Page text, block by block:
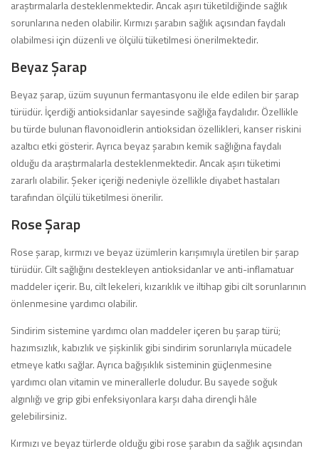
araştırmalarla desteklenmektedir. Ancak aşırı tüketildiğinde sağlık
sorunlarına neden olabilir. Kırmızı şarabın sağlık açısından faydalı
olabilmesi için düzenli ve ölçülü tüketilmesi önerilmektedir.
Beyaz Şarap
Beyaz şarap, üzüm suyunun fermantasyonu ile elde edilen bir şarap
türüdür. İçerdiği antioksidanlar sayesinde sağlığa faydalıdır. Özellikle
bu türde bulunan flavonoidlerin antioksidan özellikleri, kanser riskini
azaltıcı etki gösterir. Ayrıca beyaz şarabın kemik sağlığına faydalı
olduğu da araştırmalarla desteklenmektedir. Ancak aşırı tüketimi
zararlı olabilir. Şeker içeriği nedeniyle özellikle diyabet hastaları
tarafından ölçülü tüketilmesi önerilir.
Rose Şarap
Rose şarap, kırmızı ve beyaz üzümlerin karışımıyla üretilen bir şarap
türüdür. Cilt sağlığını destekleyen antioksidanlar ve anti-inflamatuar
maddeler içerir. Bu, cilt lekeleri, kızarıklık ve iltihap gibi cilt sorunlarının
önlenmesine yardımcı olabilir.
Sindirim sistemine yardımcı olan maddeler içeren bu şarap türü;
hazımsızlık, kabızlık ve şişkinlik gibi sindirim sorunlarıyla mücadele
etmeye katkı sağlar. Ayrıca bağışıklık sisteminin güçlenmesine
yardımcı olan vitamin ve minerallerle doludur. Bu sayede soğuk
algınlığı ve grip gibi enfeksiyonlara karşı daha dirençli hâle
gelebilirsiniz.
Kırmızı ve beyaz türlerde olduğu gibi rose şarabın da sağlık açısından